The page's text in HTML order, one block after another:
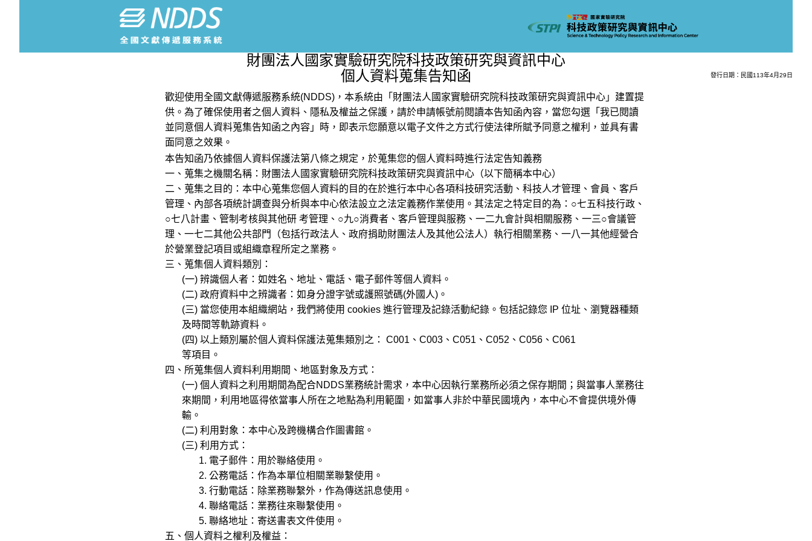
財團法人國家實驗研究院科技政策研究與資訊中心
個人資料蒐集告知函
發行日期：民國113年4月29日
歡迎使用全國文獻傳遞服務系統(NDDS)，本系統由「財團法人國家實驗研究院科技政策研究與資訊中心」建置提
供。為了確保使用者之個人資料、隱私及權益之保護，請於申請帳號前閱讀本告知函內容，當您勾選「我已閱讀
並同意個人資料蒐集告知函之內容」時，即表示您願意以電子文件之方式行使法律所賦予同意之權利，並具有書
面同意之效果。
本告知函乃依據個人資料保護法第八條之規定，於蒐集您的個人資料時進行法定告知義務
一、蒐集之機關名稱：財團法人國家實驗研究院科技政策研究與資訊中心（以下簡稱本中心）
二、蒐集之目的：本中心蒐集您個人資料的目的在於進行本中心各項科技研究活動、科技人才管理、會員、客戶
管理、內部各項統計調查與分析與本中心依法設立之法定義務作業使用。其法定之特定目的為：○七五科技行政、
○七八計畫、管制考核與其他研 考管理、○九○消費者、客戶管理與服務、一二九會計與相關服務、一三○會議管
理、一七二其他公共部門（包括行政法人、政府捐助財團法人及其他公法人）執行相關業務、一八一其他經營合
於營業登記項目或組織章程所定之業務。
三、蒐集個人資料類別：
(一) 辨識個人者：如姓名、地址、電話、電子郵件等個人資料。
(二) 政府資料中之辨識者：如身分證字號或護照號碼(外國人)。
(三) 當您使用本組織網站，我們將使用 cookies 進行管理及記錄活動紀錄。包括記錄您 IP 位址、瀏覽器種類
及時間等軌跡資料。
(四) 以上類別屬於個人資料保護法蒐集類別之： C001、C003、C051、C052、C056、C061
等項目。
四、所蒐集個人資料利用期間、地區對象及方式：
(一) 個人資料之利用期間為配合NDDS業務統計需求，本中心因執行業務所必須之保存期間；與當事人業務往
來期間，利用地區得依當事人所在之地點為利用範圍，如當事人非於中華民國境內，本中心不會提供境外傳
輸。
(二) 利用對象：本中心及跨機構合作圖書館。
(三) 利用方式：
1. 電子郵件：用於聯絡使用。
2. 公務電話：作為本單位相關業聯繫使用。
3. 行動電話：除業務聯繫外，作為傳送訊息使用。
4. 聯絡電話：業務往來聯繫使用。
5. 聯絡地址：寄送書表文件使用。
五、個人資料之權利及權益：